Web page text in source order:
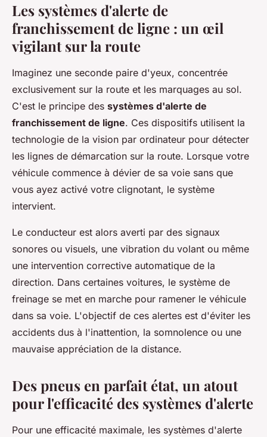
Les systèmes d'alerte de
franchissement de ligne : un œil
vigilant sur la route
Imaginez une seconde paire d'yeux, concentrée
exclusivement sur la route et les marquages au sol.
C'est le principe des systèmes d'alerte de
franchissement de ligne. Ces dispositifs utilisent la
technologie de la vision par ordinateur pour détecter
les lignes de démarcation sur la route. Lorsque votre
véhicule commence à dévier de sa voie sans que
vous ayez activé votre clignotant, le système
intervient.
Le conducteur est alors averti par des signaux
sonores ou visuels, une vibration du volant ou même
une intervention corrective automatique de la
direction. Dans certaines voitures, le système de
freinage se met en marche pour ramener le véhicule
dans sa voie. L'objectif de ces alertes est d'éviter les
accidents dus à l'inattention, la somnolence ou une
mauvaise appréciation de la distance.
Des pneus en parfait état, un atout
pour l'efficacité des systèmes d'alerte
Pour une efficacité maximale, les systèmes d'alerte